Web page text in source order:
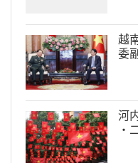
越
委
河
·